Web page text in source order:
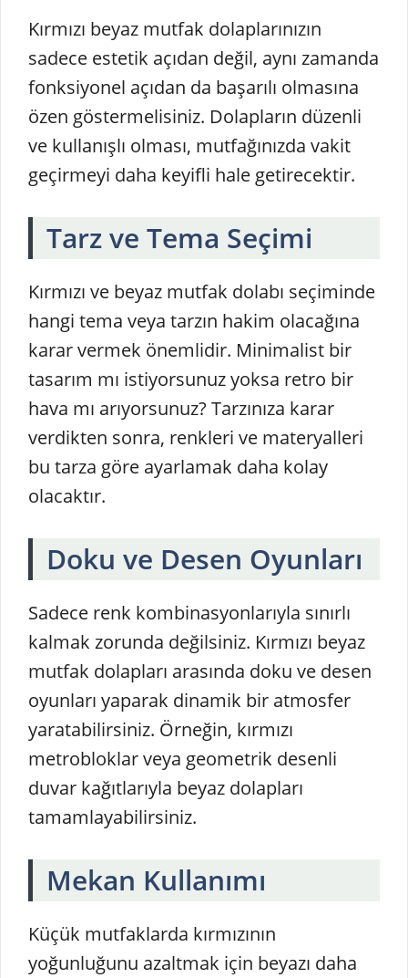
Kırmızı beyaz mutfak dolaplarınızın
sadece estetik açıdan değil, aynı zamanda
fonksiyonel açıdan da başarılı olmasına
özen göstermelisiniz. Dolapların düzenli
ve kullanışlı olması, mutfağınızda vakit
geçirmeyi daha keyifli hale getirecektir.
Tarz ve Tema Seçimi
Kırmızı ve beyaz mutfak dolabı seçiminde
hangi tema veya tarzın hakim olacağına
karar vermek önemlidir. Minimalist bir
tasarım mı istiyorsunuz yoksa retro bir
hava mı arıyorsunuz? Tarzınıza karar
verdikten sonra, renkleri ve materyalleri
bu tarza göre ayarlamak daha kolay
olacaktır.
Doku ve Desen Oyunları
Sadece renk kombinasyonlarıyla sınırlı
kalmak zorunda değilsiniz. Kırmızı beyaz
mutfak dolapları arasında doku ve desen
oyunları yaparak dinamik bir atmosfer
yaratabilirsiniz. Örneğin, kırmızı
metrobloklar veya geometrik desenli
duvar kağıtlarıyla beyaz dolapları
tamamlayabilirsiniz.
Mekan Kullanımı
Küçük mutfaklarda kırmızının
yoğunluğunu azaltmak için beyazı daha